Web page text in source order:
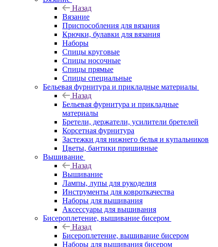
Назад
Вязание
Приспособления для вязания
Крючки, булавки для вязания
Наборы
Спицы круговые
Спицы носочные
Спицы прямые
Спицы специальные
Бельевая фурнитура и прикладные материалы
Назад
Бельевая фурнитура и прикладные
материалы
Бретели, держатели, усилители бретелей
Корсетная фурнитура
Застежки для нижнего белья и купальников
Цветы, бантики пришивные
Вышивание
Назад
Вышивание
Лампы, лупы для рукоделия
Инструменты для ковроткачества
Наборы для вышивания
Аксессуары для вышивания
Бисероплетение, вышивание бисером
Назад
Бисероплетение, вышивание бисером
Наборы для вышивания бисером